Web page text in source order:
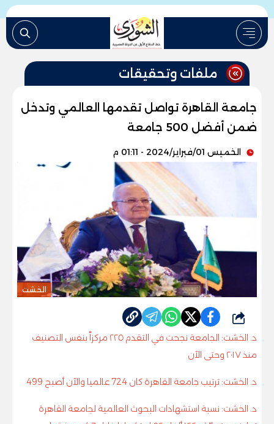
ملفات وتحقيقات
جامعة القاهرة تواصل تقدمها العالمي وتدخل
ضمن أفضل 500 جامعة
الخميس 01/فبراير/2024 - 01:11 م
الخشت
شارك
د. الخشت: الجامعة نجحت في التقدم ٢٢٥ مركزاً بنفس التصنيف
منذ ٢٠١٧ وحتى الآن
د. الخشت: ترتيب جامعة القاهرة كان 724 عالميا والآن أصبح 499
د. الخشت: نسبة استشهادات البحوث العالمية لجامعة القاهرة